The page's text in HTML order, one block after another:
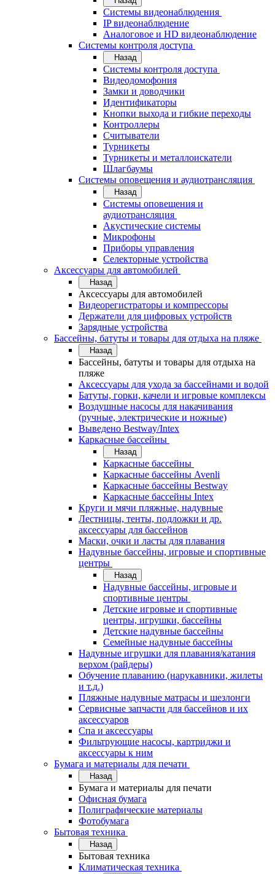
Системы видеонаблюдения
IP видеонаблюдение
Аналоговое и HD видеонаблюдение
Системы контроля доступа
Назад
Системы контроля доступа
Видеодомофония
Замки и доводчики
Идентификаторы
Кнопки выхода и гибкие переходы
Контроллеры
Считыватели
Турникеты
Турникеты и металлоискатели
Шлагбаумы
Системы оповещения и аудиотрансляция
Назад
Системы оповещения и
аудиотрансляция
Акустические системы
Микрофоны
Приборы управления
Селекторные устройства
Аксессуары для автомобилей
Назад
Аксессуары для автомобилей
Видеорегистраторы и компрессоры
Держатели для цифровых устройств
Зарядные устройства
Бассейны, батуты и товары для отдыха на пляже
Назад
Бассейны, батуты и товары для отдыха на
пляже
Аксессуары для ухода за бассейнами и водой
Батуты, горки, качели и игровые комплексы
Воздушные насосы для накачивания
(ручные, электрические и ножные)
Выведено Bestway/Intex
Каркасные бассейны
Назад
Каркасные бассейны
Каркасные бассейны Avenli
Каркасные бассейны Bestway
Каркасные бассейны Intex
Круги и мячи пляжные, надувные
Лестницы, тенты, подложки и др.
аксессуары для бассейнов
Маски, очки и ласты для плавания
Надувные бассейны, игровые и спортивные
центры
Назад
Надувные бассейны, игровые и
спортивные центры
Детские игровые и спортивные
центры, игрушки, бассейны
Детские надувные бассейны
Семейные надувные бассейны
Надувные игрушки для плавания/катания
верхом (райдеры)
Обучение плаванию (нарукавники, жилеты
и т.д.)
Пляжные надувные матрасы и шезлонги
Сервисные запчасти для бассейнов и их
аксессуаров
Спа и аксессуары
Фильтрующие насосы, картриджи и
аксессуары к ним
Бумага и материалы для печати
Назад
Бумага и материалы для печати
Офисная бумага
Полиграфические материалы
Фотобумага
Бытовая техника
Назад
Бытовая техника
Климатическая техника